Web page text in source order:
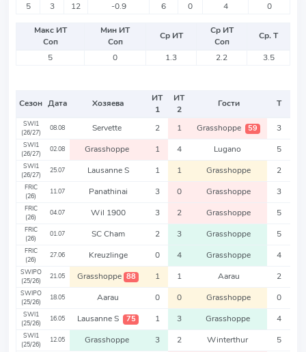
5
3 12 -0.9 6 0 4 0
Макс ИТ
Соп
Мин ИТ
Соп
Ср ИТ
Ср ИТ
Соп
Ср. Т
5
0 1.3 2.2 3.5
Сезон Дата Хозяева
ИТ
1
ИТ
2
Гости Т
SWI1
(26/27)
08.08 Servette 2 1 Grasshoppe 59 3
SWI1
(26/27)
02.08 Grasshoppe 1 4 Lugano 5
SWI1
(26/27)
25.07 Lausanne S 1 1 Grasshoppe 2
FRIC
(26)
11.07 Panathinai 3 0 Grasshoppe 3
FRIC
(26)
04.07 Wil 1900 3 2 Grasshoppe 5
FRIC
(26)
01.07 SC Cham 2 3 Grasshoppe 5
FRIC
(26)
27.06 Kreuzlinge 0 4 Grasshoppe 4
SWIPO
(25/26)
21.05 Grasshoppe 88 1 1 Aarau 2
SWIPO
(25/26)
18.05 Aarau 0 0 Grasshoppe 0
SWI1
(25/26)
16.05 Lausanne S 75 1 3 Grasshoppe 4
SWI1
(25/26)
12.05 Grasshoppe 3 2 Winterthur 5